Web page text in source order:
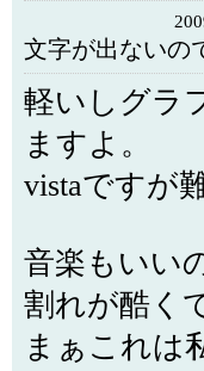
文字が出ないの
軽いしグラ
ますよ。
vistaですが
音楽もいい
割れが酷く
まぁこれは